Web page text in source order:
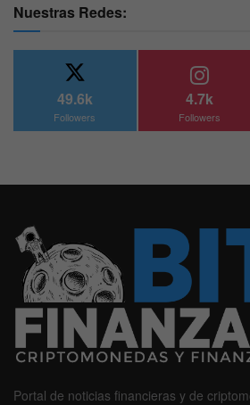
Nuestras Redes:
49.6k
Followers
4.7k
Followers
Portal de noticias financieras y de